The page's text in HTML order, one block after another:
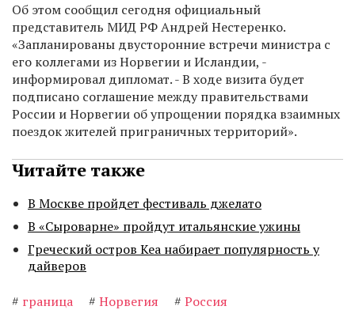
Об этом сообщил сегодня официальный
представитель МИД РФ Андрей Нестеренко.
«Запланированы двусторонние встречи министра с
его коллегами из Норвегии и Исландии, -
информировал дипломат. - В ходе визита будет
подписано соглашение между правительствами
России и Норвегии об упрощении порядка взаимных
поездок жителей приграничных территорий».
Читайте также
В Москве пройдет фестиваль джелато
В «Сыроварне» пройдут итальянские ужины
Греческий остров Кеа набирает популярность у
дайверов
# граница # Норвегия # Россия